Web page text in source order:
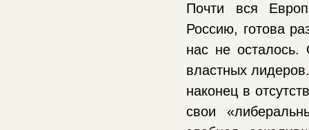
Почти вся
Россию, готова
нас не осталось.
властных
наконец в
свои